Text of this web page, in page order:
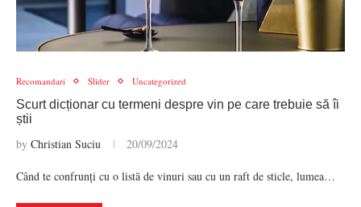
Recomandari Slider Uncategorized
Scurt dicționar cu termeni despre vin pe care trebuie să îi
știi
by Christian Suciu 20/09/2024
Când te confrunți cu o listă de vinuri sau cu un raft de sticle, lumea…